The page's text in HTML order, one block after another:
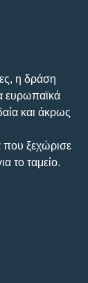
η δράση
ευρωπαϊκά
και άκρως
που ξεχώρισε
το ταμείο.